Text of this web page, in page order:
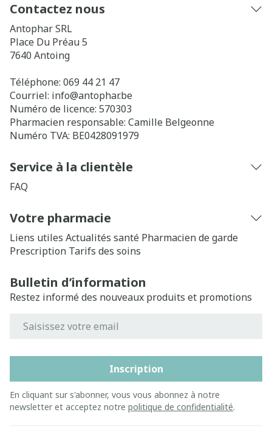
Contactez nous
Antophar SRL
Place Du Préau 5
7640 Antoing
Téléphone: 069 44 21 47
Courriel: info@antophar.be
Numéro de licence: 570303
Pharmacien responsable: Camille Belgeonne
Numéro TVA: BE0428091979
Service à la clientèle
FAQ
Votre pharmacie
Liens utiles Actualités santé Pharmacien de garde
Prescription Tarifs des soins
Bulletin d’information
Restez informé des nouveaux produits et promotions
Inscription
En cliquant sur s'abonner, vous vous abonnez à notre
newsletter et acceptez notre politique de confidentialité.